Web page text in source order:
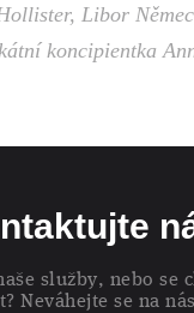
Libor
koncipientka
služby, nebo se
Neváhejte se na